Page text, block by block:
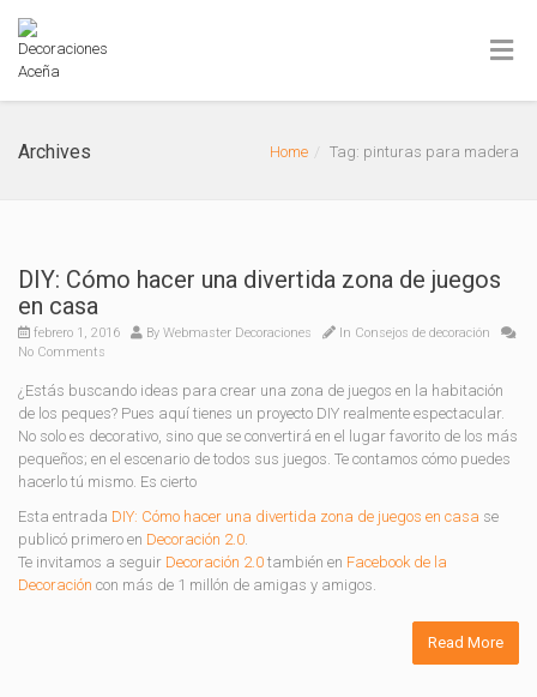
Archives Home Tag: pinturas para madera
DIY: Cómo hacer una divertida zona de juegos
en casa
febrero 1, 2016 By Webmaster Decoraciones In Consejos de decoración
No Comments
¿Estás buscando ideas para crear una zona de juegos en la habitación
de los peques? Pues aquí tienes un proyecto DIY realmente espectacular.
No solo es decorativo, sino que se convertirá en el lugar favorito de los más
pequeños; en el escenario de todos sus juegos. Te contamos cómo puedes
hacerlo tú mismo. Es cierto
Esta entrada DIY: Cómo hacer una divertida zona de juegos en casa se
publicó primero en Decoración 2.0.
Te invitamos a seguir Decoración 2.0 también en Facebook de la
Decoración con más de 1 millón de amigas y amigos.
Read More